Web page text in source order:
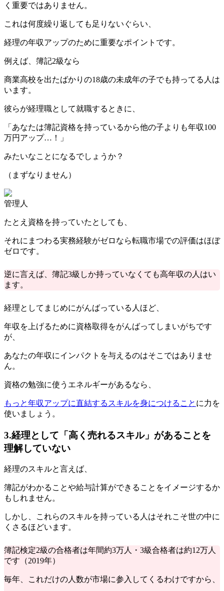
く重要ではありません。
これは何度繰り返しても足りないぐらい、
経理の年収アップのために重要なポイントです。
例えば、簿記2級なら
商業高校を出たばかりの18歳の未成年の子でも持ってる人は
います。
彼らが経理職として就職するときに、
「あなたは簿記資格を持っているから他の子よりも年収100
万円アップ…！」
みたいなことになるでしょうか？
（まずなりません）
管理人
たとえ資格を持っていたとしても、
それにまつわる実務経験がゼロなら転職市場での評価はほぼ
ゼロです。
逆に言えば、簿記3級しか持っていなくても高年収の人はい
ます。
経理としてまじめにがんばっている人ほど、
年収を上げるために資格取得をがんばってしまいがちです
が、
あなたの年収にインパクトを与えるのはそこではありませ
ん。
資格の勉強に使うエネルギーがあるなら、
もっと年収アップに直結するスキルを身につけること に力を
使いましょう。
3.経理として「高く売れるスキル」があることを
理解していない
経理のスキルと言えば、
簿記がわかることや給与計算ができることをイメージするか
もしれません。
しかし、これらのスキルを持っている人はそれこそ世の中に
くさるほどいます。
簿記検定2級の合格者は年間約3万人・3級合格者は約12万人
です（2019年）
毎年、これだけの人数が市場に参入してくるわけですから、